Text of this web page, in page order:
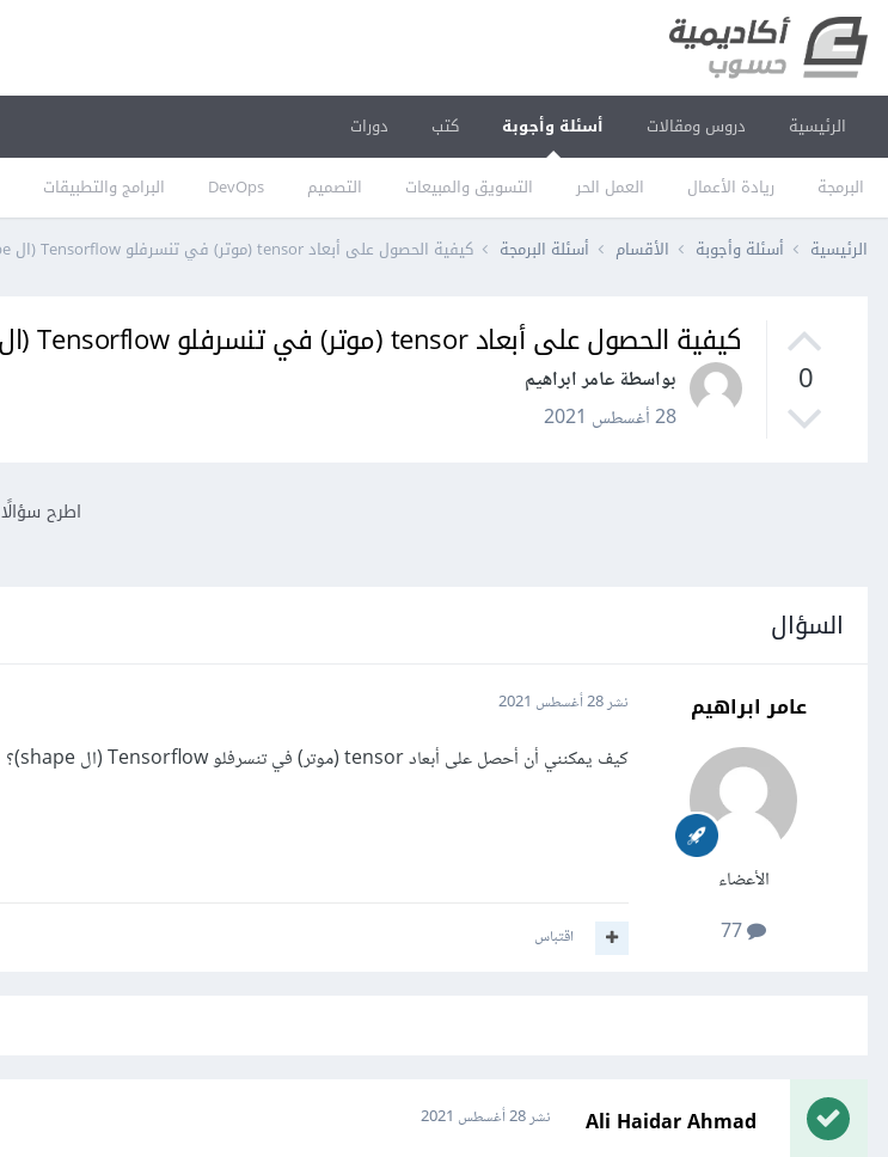
الرئيسية دروس ومقالات أسئلة وأجوبة
البرمجة ريادة الأعمال العمل الحر التسويق والمبيعات التصميم DevOps البرامج والتطبيقات
كتب دورات
الرئيسية أسئلة وأجوبة الأقسام أسئلة البرمجة كيفية الحصول على أبعاد tensor (موتر) في تنسرفلو Tensorflow (ال shape) كقيم int
0
كيفية الحصول على أبعاد tensor (موتر) في تنسرفلو Tensorflow (ال shape) كقيم int
بواسطة عامر ابراهيم
28 أغسطس 2021
اطرح سؤالًا
السؤال
عامر ابراهيم
الأعضاء
نشر28 أغسطس 2021
كيف يمكنني أن أحصل على أبعاد tensor (موتر) في تنسرفلو Tensorflow (ال shape)؟
اقتباس
Ali Haidar Ahmad نشر28 أغسطس 2021